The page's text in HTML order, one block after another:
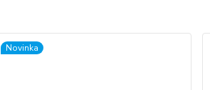
Novinka